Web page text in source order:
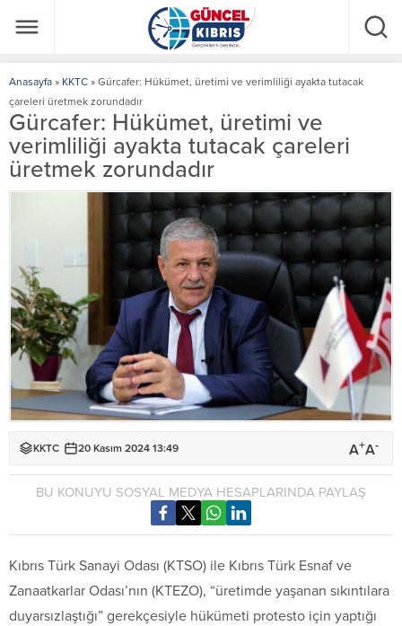
Anasayfa » KKTC » Gürcafer: Hükümet, üretimi ve verimliliği ayakta tutacak
çareleri üretmek zorundadır
Gürcafer: Hükümet, üretimi ve
verimliliği ayakta tutacak çareleri
üretmek zorundadır
KKTC 20 Kasım 2024 13:49 A+A-
BU KONUYU SOSYAL MEDYA HESAPLARINDA PAYLAŞ
Kıbrıs Türk Sanayi Odası (KTSO) ile Kıbrıs Türk Esnaf ve
Zanaatkarlar Odası’nın (KTEZO), “üretimde yaşanan sıkıntılara
duyarsızlaştığı” gerekçesiyle hükümeti protesto için yaptığı